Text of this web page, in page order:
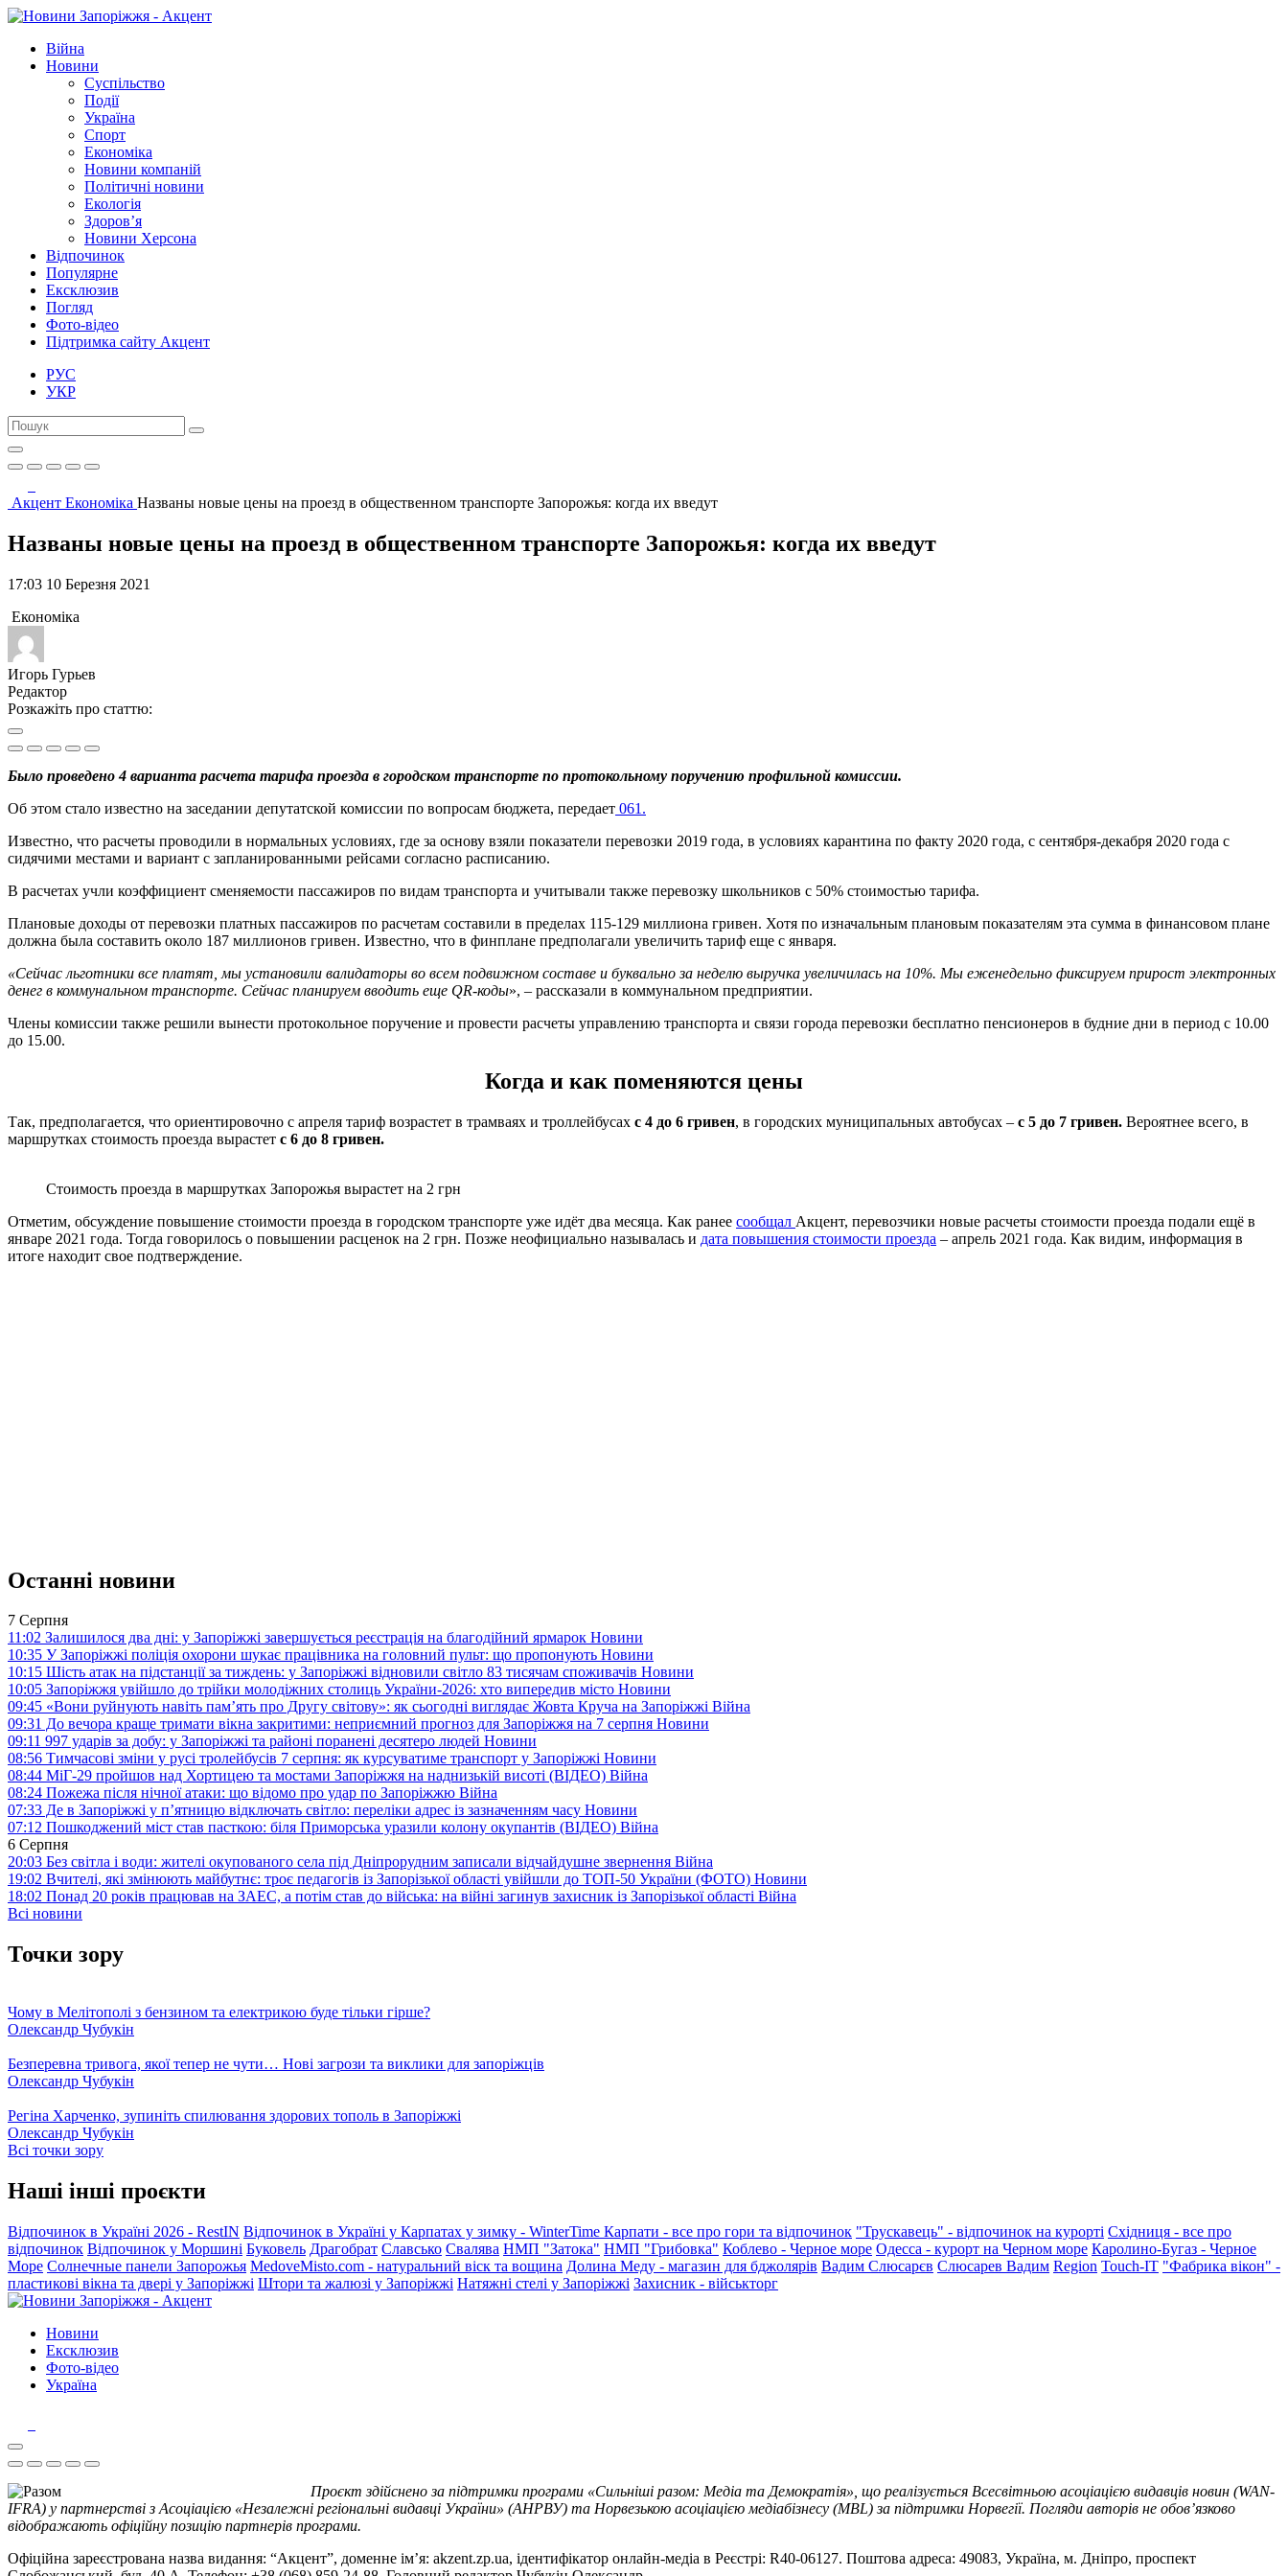
Війна
Новини
Суспільство
Події
Україна
Спорт
Економіка
Новини компаній
Політичні новини
Екологія
Здоров’я
Новини Херсона
Відпочинок
Популярне
Ексклюзив
Погляд
Фото-відео
Підтримка сайту Акцент
РУС
УКР
Акцент Економіка Названы новые цены на проезд в общественном транспорте Запорожья: когда их введут
Названы новые цены на проезд в общественном транспорте Запорожья: когда их введут
17:03 10 Березня 2021
Економіка
Игорь Гурьев
Редактор
Розкажіть про статтю:
Было проведено 4 варианта расчета тарифа проезда в городском транспорте по протокольному поручению профильной комиссии.
Об этом стало известно на заседании депутатской комиссии по вопросам бюджета, передает 061.
Известно, что расчеты проводили в нормальных условиях, где за основу взяли показатели перевозки 2019 года, в условиях карантина по факту 2020 года, с сентября-декабря 2020 года с
сидячими местами и вариант с запланированными рейсами согласно расписанию.
В расчетах учли коэффициент сменяемости пассажиров по видам транспорта и учитывали также перевозку школьников с 50% стоимостью тарифа.
Плановые доходы от перевозки платных пассажиров по расчетам составили в пределах 115-129 миллиона гривен. Хотя по изначальным плановым показателям эта сумма в финансовом плане
должна была составить около 187 миллионов гривен. Известно, что в финплане предполагали увеличить тариф еще с января.
«Сейчас льготники все платят, мы установили валидаторы во всем подвижном составе и буквально за неделю выручка увеличилась на 10%. Мы еженедельно фиксируем прирост электронных
денег в коммунальном транспорте. Сейчас планируем вводить еще QR-коды», – рассказали в коммунальном предприятии.
Члены комиссии также решили вынести протокольное поручение и провести расчеты управлению транспорта и связи города перевозки бесплатно пенсионеров в будние дни в период с 10.00
до 15.00.
Когда и как поменяются цены
Так, предполагается, что ориентировочно с апреля тариф возрастет в трамваях и троллейбусах с 4 до 6 гривен, в городских муниципальных автобусах – с 5 до 7 гривен. Вероятнее всего, в
маршрутках стоимость проезда вырастет с 6 до 8 гривен.
Стоимость проезда в маршрутках Запорожья вырастет на 2 грн
Отметим, обсуждение повышение стоимости проезда в городском транспорте уже идёт два месяца. Как ранее сообщал Акцент, перевозчики новые расчеты стоимости проезда подали ещё в
январе 2021 года. Тогда говорилось о повышении расценок на 2 грн. Позже неофициально называлась и дата повышения стоимости проезда – апрель 2021 года. Как видим, информация в
итоге находит свое подтверждение.
Останні новини
7 Серпня
11:02 Залишилося два дні: у Запоріжжі завершується реєстрація на благодійний ярмарок Новини
10:35 У Запоріжжі поліція охорони шукає працівника на головний пульт: що пропонують Новини
10:15 Шість атак на підстанції за тиждень: у Запоріжжі відновили світло 83 тисячам споживачів Новини
10:05 Запоріжжя увійшло до трійки молодіжних столиць України-2026: хто випередив місто Новини
09:45 «Вони руйнують навіть пам’ять про Другу світову»: як сьогодні виглядає Жовта Круча на Запоріжжі Війна
09:31 До вечора краще тримати вікна закритими: неприємний прогноз для Запоріжжя на 7 серпня Новини
09:11 997 ударів за добу: у Запоріжжі та районі поранені десятеро людей Новини
08:56 Тимчасові зміни у русі тролейбусів 7 серпня: як курсуватиме транспорт у Запоріжжі Новини
08:44 МіГ-29 пройшов над Хортицею та мостами Запоріжжя на наднизькій висоті (ВІДЕО) Війна
08:24 Пожежа після нічної атаки: що відомо про удар по Запоріжжю Війна
07:33 Де в Запоріжжі у п’ятницю відключать світло: переліки адрес із зазначенням часу Новини
07:12 Пошкоджений міст став пасткою: біля Приморська уразили колону окупантів (ВІДЕО) Війна
6 Серпня
20:03 Без світла і води: жителі окупованого села під Дніпрорудним записали відчайдушне звернення Війна
19:02 Вчителі, які змінюють майбутнє: троє педагогів із Запорізької області увійшли до ТОП-50 України (ФОТО) Новини
18:02 Понад 20 років працював на ЗАЕС, а потім став до війська: на війні загинув захисник із Запорізької області Війна
Всі новини
Точки зору
Чому в Мелітополі з бензином та електрикою буде тільки гірше?
Олександр Чубукін
Безперевна тривога, якої тепер не чути… Нові загрози та виклики для запоріжців
Олександр Чубукін
Регіна Харченко, зупиніть спилювання здорових тополь в Запоріжжі
Олександр Чубукін
Всі точки зору
Наші інші проєкти
Відпочинок в Україні 2026 - RestIN Відпочинок в Україні у Карпатах у зимку - WinterTime Карпати - все про гори та відпочинок "Трускавець" - відпочинок на курорті Східниця - все про
відпочинок Відпочинок у Моршині Буковель Драгобрат Славсько Свалява НМП "Затока" НМП "Грибовка" Коблево - Черное море Одесса - курорт на Черном море Каролино-Бугаз - Черное
Море Солнечные панели Запорожья MedoveMisto.com - натуральний віск та вощина Долина Меду - магазин для бджолярів Вадим Слюсарєв Слюсарев Вадим Region Touch-IT "Фабрика вікон" -
пластикові вікна та двері у Запоріжжі Штори та жалюзі у Запоріжжі Натяжні стелі у Запоріжжі Захисник - військторг
Новини
Ексклюзив
Фото-відео
Україна
Проєкт здійснено за підтримки програми «Сильніші разом: Медіа та Демократія», що реалізується Всесвітньою асоціацією видавців новин (WAN-
IFRA) у партнерстві з Асоціацією «Незалежні регіональні видавці України» (АНРВУ) та Норвезькою асоціацією медіабізнесу (MBL) за підтримки Норвегії. Погляди авторів не обов’язково
відображають офіційну позицію партнерів програми.
Офіційна зареєстрована назва видання: “Акцент”, доменне ім’я: akzent.zp.ua, ідентифікатор онлайн-медіа в Реєстрі: R40-06127. Поштова адреса: 49083, Україна, м. Дніпро, проспект